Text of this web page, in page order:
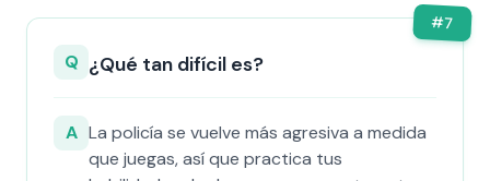
#7
Q ¿Qué tan difícil es?
A La policía se vuelve más agresiva a medida
que juegas, así que practica tus